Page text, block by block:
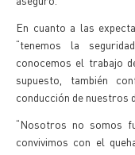
En cuanto a las
“tenemos la
conocemos el trabajo
supuesto, también
conducción de nuestros
“Nosotros no somos
convivimos con el